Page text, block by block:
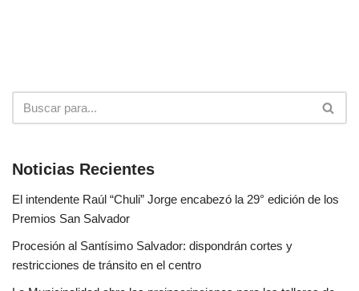
Noticias Recientes
El intendente Raúl “Chuli” Jorge encabezó la 29° edición de los
Premios San Salvador
Procesión al Santísimo Salvador: dispondrán cortes y
restricciones de tránsito en el centro